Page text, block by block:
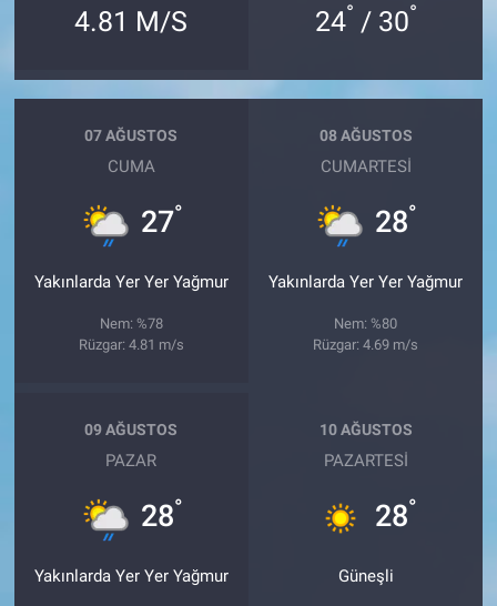
4.81 M/S 24° / 30°
07 AĞUSTOS
CUMA
27°
Yakınlarda Yer Yer Yağmur
Nem: %78
Rüzgar: 4.81 m/s
08 AĞUSTOS
CUMARTESI
28°
Yakınlarda Yer Yer Yağmur
Nem: %80
Rüzgar: 4.69 m/s
09 AĞUSTOS
PAZAR
28°
Yakınlarda Yer Yer Yağmur
10 AĞUSTOS
PAZARTESI
28°
Güneşli